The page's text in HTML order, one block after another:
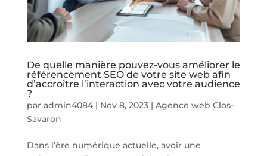
De quelle manière pouvez-vous améliorer le
référencement SEO de votre site web afin
d’accroître l’interaction avec votre audience
?
par admin4084| Nov 8, 2023| Agence web Clos-
Savaron
Dans l’ère numérique actuelle, avoir une